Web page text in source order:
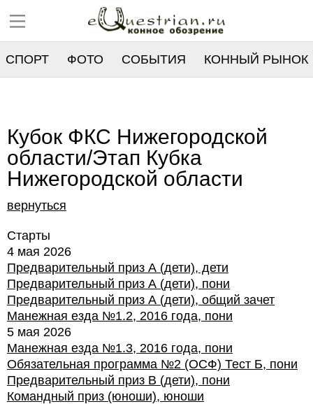
СПОРТ ФОТО СОБЫТИЯ КОННЫЙ РЫНОК
Кубок ФКС Нижегородской
области/Этап Кубка
Нижегородской области
вернуться
Старты
4 мая 2026
Предварительный приз А (дети), дети
Предварительный приз А (дети), пони
Предварительный приз А (дети), общий зачет
Манежная езда №1.2, 2016 года, пони
5 мая 2026
Манежная езда №1.3, 2016 года, пони
Обязательная программа №2 (ОСФ) Тест Б, пони
Предварительный приз В (дети), пони
Командный приз (юноши), юноши